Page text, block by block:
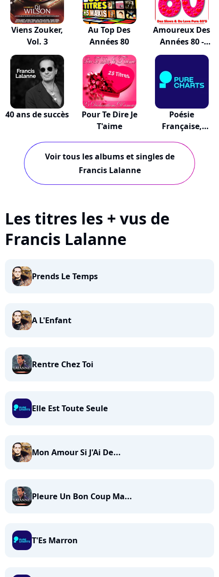
Viens Zouker,
Vol. 3
Au Top Des
Années 80
Amoureux Des
Années 80 -
Des...
40 ans de succès
Pour Te Dire Je
T'aime
Poésie
Française,
Voir tous les albums et singles de
Francis Lalanne
Les titres les + vus de
Francis Lalanne
Prends Le Temps
A L'Enfant
Rentre Chez Toi
Elle Est Toute Seule
Mon Amour Si J'Ai De...
Pleure Un Bon Coup Ma...
T'Es Marron